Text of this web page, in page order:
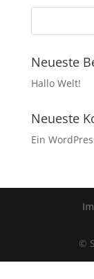
Neueste
Hallo Welt!
Neueste
Ein
©